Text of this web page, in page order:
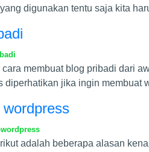
digunakan tentu saja kita
membuat blog pribadi dari
jika ingin membuat
adalah beberapa alasan